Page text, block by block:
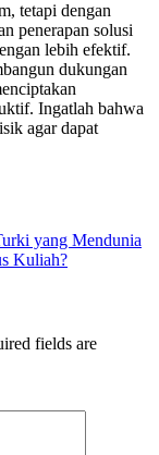
tetapi dengan
penerapan solusi
lebih efektif.
dukungan
Ingatlah bahwa
agar dapat
yang Mendunia
Kuliah?
fields are